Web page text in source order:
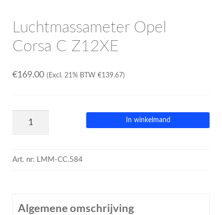
Luchtmassameter Opel
Corsa C Z12XE
€169.00 (Excl. 21% BTW €139.67)
In winkelmand
Art. nr: LMM-CC.584
Algemene omschrijving